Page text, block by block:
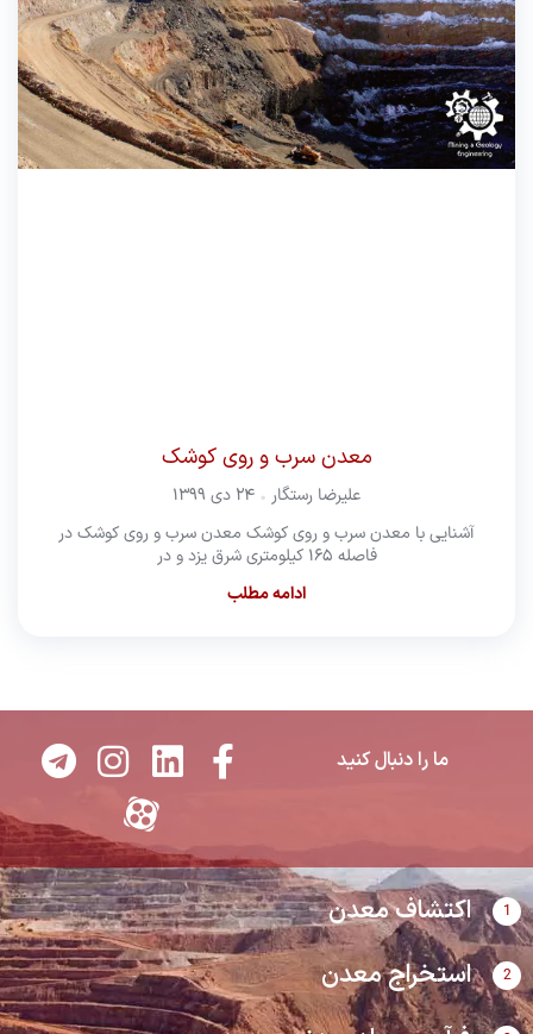
معدن سرب و روی کوشک
علیرضا رستگار
آشنایی با معدن سرب و روی کوشک معدن سرب و روی کوشک در
فاصله ۱۶۵ کیلومتری شرق یزد و در
ادامه مطلب
ما را دنبال کنید F
a
e
b
o
o
k
L
i
n
k
e
d
i
n
I
n
s
t
a
g
r
a
T
e
l
e
g
r
a
m
E
a
p
a
r
a
t
1 اکتشاف معدن
2 استخراج معدن